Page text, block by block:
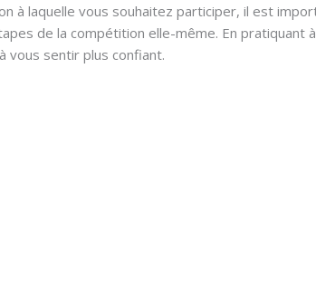
à laquelle vous souhaitez participer, il est
de la compétition elle-même. En pratiquant
vous sentir plus confiant.